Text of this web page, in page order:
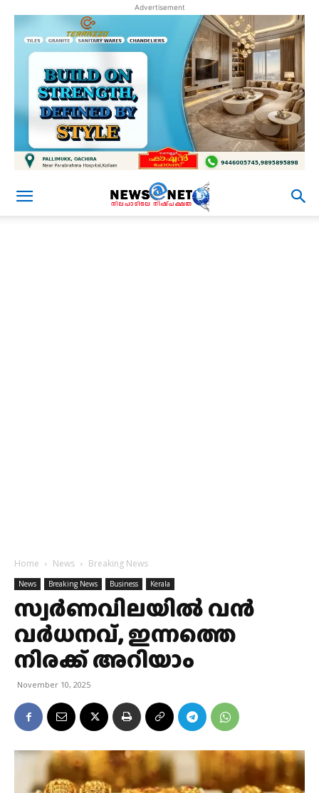
Advertisement
Home News Breaking News
News Breaking News Business Kerala
സ്വര്‍ണവിലയില്‍ വൻ
വര്‍ധനവ്, ഇന്നത്തെ
നിരക്ക് അറിയാം
November 10, 2025